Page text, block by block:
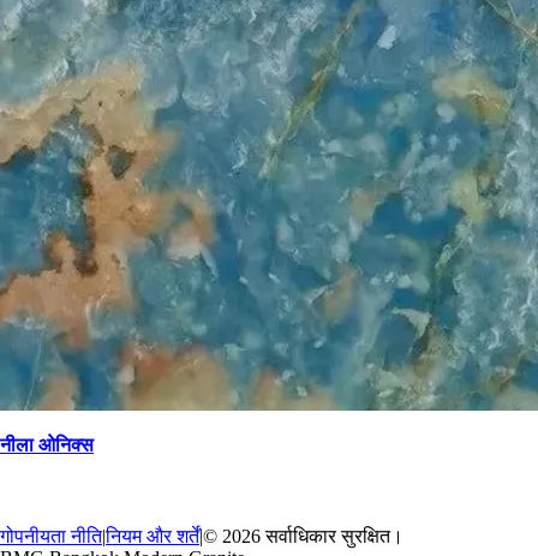
नीला ओनिक्स
गोपनीयता नीति|नियम और शर्तें|© 2026 सर्वाधिकार सुरक्षित।